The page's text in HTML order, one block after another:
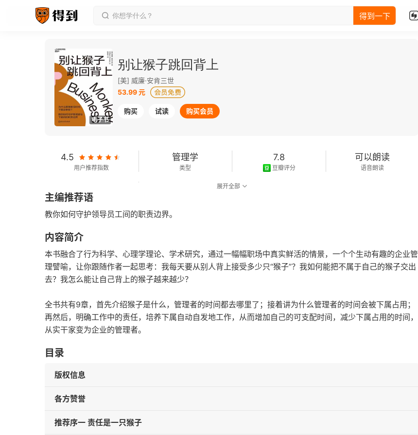
得到一下
电子书
别让猴子跳回背上
[美] 威廉·安肯三世
53.99 元
购买 试读 购买会员
4.5
用户推荐指数
管理学
类型
7.8
豆瓣评分
可以朗读
语音朗读
字数
展开全部
主编推荐语
教你如何守护领导员工间的职责边界。
内容简介
本书融合了行为科学、心理学理论、学术研究，通过一幅幅职场中真实鲜活的情景，一个个生动有趣的企业管
理譬喻，让你跟随作者一起思考：我每天要从别人背上接受多少只“猴子”？我如何能把不属于自己的猴子交出
去？我怎么能让自己背上的猴子越来越少？
全书共有9章，首先介绍猴子是什么，管理者的时间都去哪里了；接着讲为什么管理者的时间会被下属占用；
再然后，明确工作中的责任，培养下属自动自发地工作，从而增加自己的可支配时间，减少下属占用的时间，
从实干家变为企业的管理者。
目录
版权信息
各方赞誉
推荐序一 责任是一只猴子